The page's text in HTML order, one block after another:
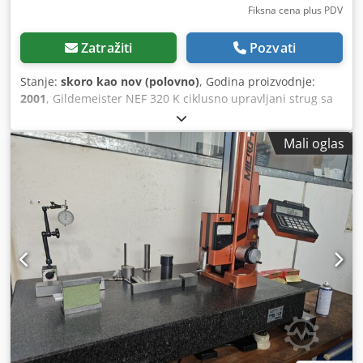
Fiksna cena plus PDV
Zatražiti Pozvati
Stanje: skoro kao nov (polovno), Godina proizvodnje:
2001, Gildemeister NEF 320 K ciklusno upravljani strug sa
Siemens Sinumerik 810 DL upravljanjem, godina
proizvodnje 2001, u veoma dobrom originalnom stanju.
Tehnički podaci: Godina proizvodnje: 2001 Prečnik obrtanja
preko ležaja: 320 mm Prečnik obrtanja preko klizača: 150
mm Razmak između šiljaka: 750 mm Poprečni hod: 185 mm
Brzina posmaka X: 4 m/min Brzina posmaka Y: 4 m/min
Brzi hod X-osa: 8 m/min Brzi hod Y-osa: 10 m/min Glava
vretena DIN 55027 veličina 6 Provrt vretena: 52 mm
Pogonska snaga 100%: 7 kW Opseg obrtaja: 14-3550 o/min
(2 stepena) Prečnik pinole konjića: 70 mm Dedpfswx Rbpox
Aitsck Hod pinole konjića: 120 mm Stepen konusa pinole:
ISO MK 5 Dimenzije mašine: 2600 x 1440 x 1440 mm Težina
mašine: cca 2,0 t Oprema i dodatna oprema: O mašini: Na
prodaju je Gildemeister NEF 320 K strug sa ciklusnom
automatikom, godina proizvodnje 2003, u veoma dobrom
Mali oglas